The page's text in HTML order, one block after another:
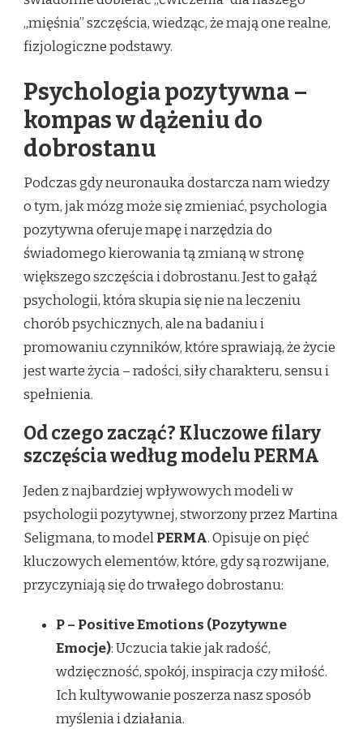
„mięśnia” szczęścia, wiedząc, że mają one realne,
fizjologiczne podstawy.
Psychologia pozytywna –
kompas w dążeniu do
dobrostanu
Podczas gdy neuronauka dostarcza nam wiedzy
o tym, jak mózg może się zmieniać, psychologia
pozytywna oferuje mapę i narzędzia do
świadomego kierowania tą zmianą w stronę
większego szczęścia i dobrostanu. Jest to gałąź
psychologii, która skupia się nie na leczeniu
chorób psychicznych, ale na badaniu i
promowaniu czynników, które sprawiają, że życie
jest warte życia – radości, siły charakteru, sensu i
spełnienia.
Od czego zacząć? Kluczowe filary
szczęścia według modelu PERMA
Jeden z najbardziej wpływowych modeli w
psychologii pozytywnej, stworzony przez Martina
Seligmana, to modelPERMA. Opisuje on pięć
kluczowych elementów, które, gdy są rozwijane,
przyczyniają się do trwałego dobrostanu:
P – Positive Emotions (Pozytywne
Emocje): Uczucia takie jak radość,
wdzięczność, spokój, inspiracja czy miłość.
Ich kultywowanie poszerza nasz sposób
myślenia i działania.